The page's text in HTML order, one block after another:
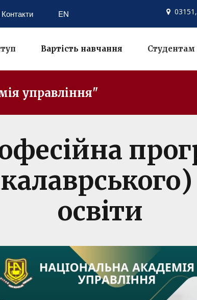
Контакти EN 
Вартість навчання Студентам
управління"
освіти